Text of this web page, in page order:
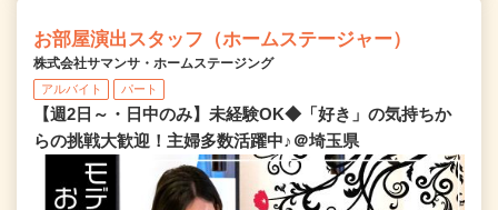
お部屋演出スタッフ（ホームステージャー）
株式会社サマンサ・ホームステージング
アルバイト パート
【週2日～・日中のみ】未経験OK◆「好き」の気持ちか
らの挑戦大歓迎！主婦多数活躍中♪＠埼玉県